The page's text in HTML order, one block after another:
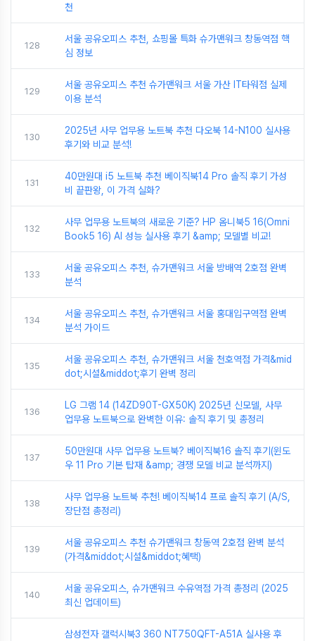
천
128
서울 공유오피스 추천, 쇼핑몰 특화 슈가맨워크 창동역점 핵
심 정보
129
서울 공유오피스 추천 슈가맨워크 서울 가산 IT타워점 실제
이용 분석
130
2025년 사무 업무용 노트북 추천 다오북 14-N100 실사용
후기와 비교 분석!
131
40만원대 i5 노트북 추천 베이직북14 Pro 솔직 후기 가성
비 끝판왕, 이 가격 실화?
132
사무 업무용 노트북의 새로운 기준? HP 옴니북5 16(Omni
Book5 16) AI 성능 실사용 후기 &amp; 모델별 비교!
133
서울 공유오피스 추천, 슈가맨워크 서울 방배역 2호점 완벽
분석
134
서울 공유오피스 추천, 슈가맨워크 서울 홍대입구역점 완벽
분석 가이드
135
서울 공유오피스 추천, 슈가맨워크 서울 천호역점 가격&mid
dot;시설&middot;후기 완벽 정리
136
LG 그램 14 (14ZD90T-GX50K) 2025년 신모델, 사무
업무용 노트북으로 완벽한 이유: 솔직 후기 및 총정리
137
50만원대 사무 업무용 노트북? 베이직북16 솔직 후기(윈도
우 11 Pro 기본 탑재 &amp; 경쟁 모델 비교 분석까지)
138
사무 업무용 노트북 추천! 베이직북14 프로 솔직 후기 (A/S,
장단점 총정리)
139
서울 공유오피스 추천 슈가맨워크 창동역 2호점 완벽 분석
(가격&middot;시설&middot;혜택)
140
서울 공유오피스, 슈가맨워크 수유역점 가격 총정리 (2025
최신 업데이트)
삼성전자 갤럭시북3 360 NT750QFT-A51A 실사용 후